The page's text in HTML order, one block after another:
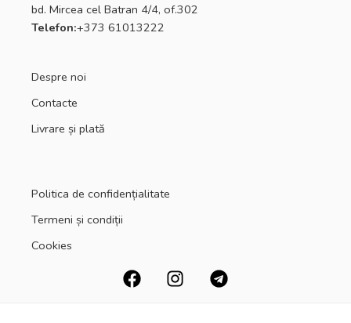
bd. Mircea cel Batran 4/4, of.302
Telefon:+373 61013222
Despre noi
Contacte
Livrare și plată
Politica de confidențialitate
Termeni și condiții
Cookies